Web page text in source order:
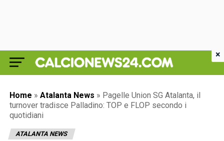
Home » Atalanta News » Pagelle Union SG Atalanta, il
turnover tradisce Palladino: TOP e FLOP secondo i
quotidiani
ATALANTA NEWS
×